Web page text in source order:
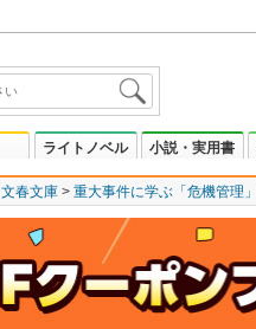
ライトノベル 小説・実用書
文春文庫 重大事件に学ぶ「危機管理」